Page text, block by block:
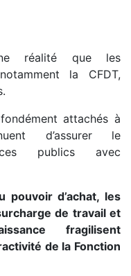
réalité que les
la CFDT,
attachés à
d’assurer le
publics avec
pouvoir d’achat, les
de travail et
fragilisent
de la Fonction